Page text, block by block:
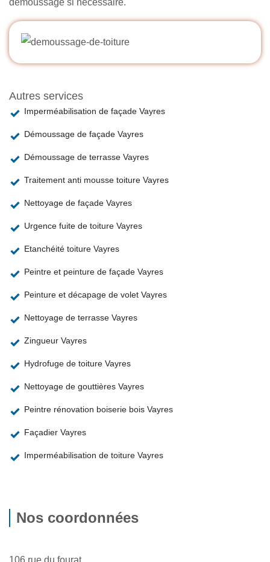
Autres services
Imperméabilisation de façade Vayres
Démoussage de façade Vayres
Démoussage de terrasse Vayres
Traitement anti mousse toiture Vayres
Nettoyage de façade Vayres
Urgence fuite de toiture Vayres
Etanchéité toiture Vayres
Peintre et peinture de façade Vayres
Peinture et décapage de volet Vayres
Nettoyage de terrasse Vayres
Zingueur Vayres
Hydrofuge de toiture Vayres
Nettoyage de gouttières Vayres
Peintre rénovation boiserie bois Vayres
Façadier Vayres
Imperméabilisation de toiture Vayres
Nos coordonnées